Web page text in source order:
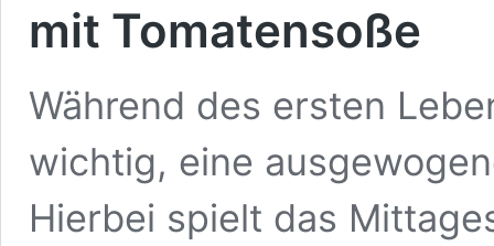
mit Tomatensoße
Während des ersten
wichtig, eine
Hierbei spielt das